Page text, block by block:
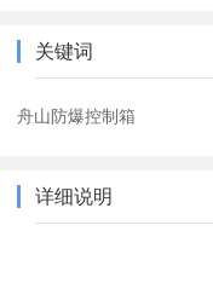
关键词
舟山防爆控制箱
详细说明